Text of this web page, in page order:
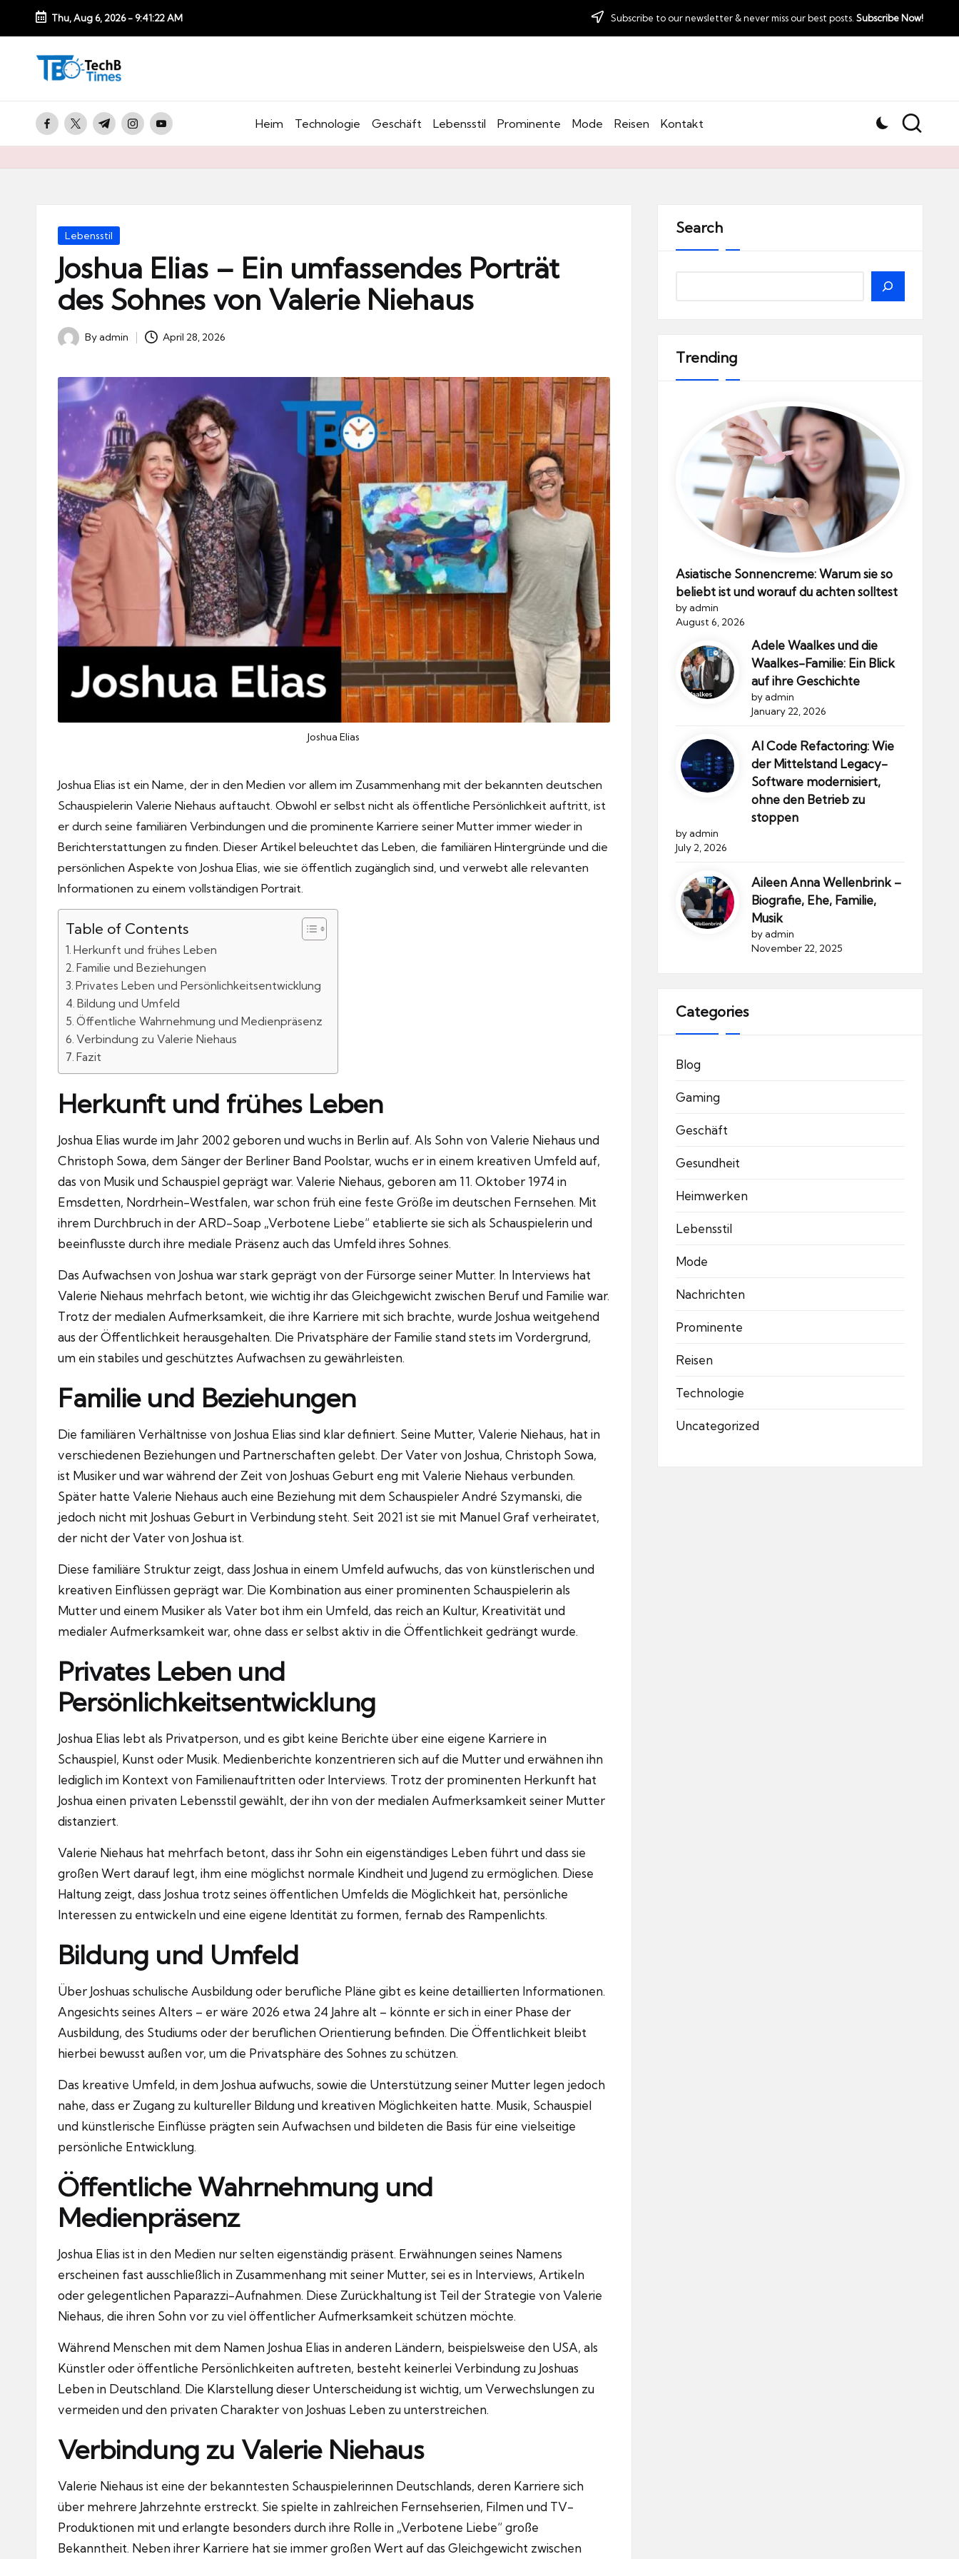
Skip
content
Thu, Aug 6, 2026- 9:41:23 AM Subscribe to our newsletter & never miss our best posts. Subscribe Now!
T
e
c
h
facebook.com
twitter.com
t.me instagram.com
youtube.com Heim Technologie Geschäft Lebensstil Prominente Mode Reisen Kontakt
Posted
Lebensstil
Joshua Elias – Ein umfassendes Porträt
des Sohnes von Valerie Niehaus
Posted
Byadmin April 28, 2026
Joshua Elias
Joshua Elias ist ein Name, der in den Medien vor allem im Zusammenhang mit der bekannten deutschen
Schauspielerin Valerie Niehaus auftaucht. Obwohl er selbst nicht als öffentliche Persönlichkeit auftritt, ist
er durch seine familiären Verbindungen und die prominente Karriere seiner Mutter immer wieder in
Berichterstattungen zu finden. Dieser Artikel beleuchtet das Leben, die familiären Hintergründe und die
persönlichen Aspekte von Joshua Elias, wie sie öffentlich zugänglich sind, und verwebt alle relevanten
Informationen zu einem vollständigen Portrait.
Table of Contents
Herkunft und frühes Leben
Familie und Beziehungen
Privates Leben und Persönlichkeitsentwicklung
Bildung und Umfeld
Öffentliche Wahrnehmung und Medienpräsenz
Verbindung zu Valerie Niehaus
Fazit
Herkunft und frühes Leben
Joshua Elias wurde im Jahr 2002 geboren und wuchs in Berlin auf. Als Sohn von Valerie Niehaus und
Christoph Sowa, dem Sänger der Berliner Band Poolstar, wuchs er in einem kreativen Umfeld auf,
das von Musik und Schauspiel geprägt war. Valerie Niehaus, geboren am 11. Oktober 1974 in
Emsdetten, Nordrhein-Westfalen, war schon früh eine feste Größe im deutschen Fernsehen. Mit
ihrem Durchbruch in der ARD-Soap „Verbotene Liebe“ etablierte sie sich als Schauspielerin und
beeinflusste durch ihre mediale Präsenz auch das Umfeld ihres Sohnes.
Das Aufwachsen von Joshua war stark geprägt von der Fürsorge seiner Mutter. In Interviews hat
Valerie Niehaus mehrfach betont, wie wichtig ihr das Gleichgewicht zwischen Beruf und Familie war.
Trotz der medialen Aufmerksamkeit, die ihre Karriere mit sich brachte, wurde Joshua weitgehend
aus der Öffentlichkeit herausgehalten. Die Privatsphäre der Familie stand stets im Vordergrund,
um ein stabiles und geschütztes Aufwachsen zu gewährleisten.
Familie und Beziehungen
Die familiären Verhältnisse von Joshua Elias sind klar definiert. Seine Mutter, Valerie Niehaus, hat in
verschiedenen Beziehungen und Partnerschaften gelebt. Der Vater von Joshua, Christoph Sowa,
ist Musiker und war während der Zeit von Joshuas Geburt eng mit Valerie Niehaus verbunden.
Später hatte Valerie Niehaus auch eine Beziehung mit dem Schauspieler André Szymanski, die
jedoch nicht mit Joshuas Geburt in Verbindung steht. Seit 2021 ist sie mit Manuel Graf verheiratet,
der nicht der Vater von Joshua ist.
Diese familiäre Struktur zeigt, dass Joshua in einem Umfeld aufwuchs, das von künstlerischen und
kreativen Einflüssen geprägt war. Die Kombination aus einer prominenten Schauspielerin als
Mutter und einem Musiker als Vater bot ihm ein Umfeld, das reich an Kultur, Kreativität und
medialer Aufmerksamkeit war, ohne dass er selbst aktiv in die Öffentlichkeit gedrängt wurde.
Privates Leben und
Persönlichkeitsentwicklung
Joshua Elias lebt als Privatperson, und es gibt keine Berichte über eine eigene Karriere in
Schauspiel, Kunst oder Musik. Medienberichte konzentrieren sich auf die Mutter und erwähnen ihn
lediglich im Kontext von Familienauftritten oder Interviews. Trotz der prominenten Herkunft hat
Joshua einen privaten Lebensstil gewählt, der ihn von der medialen Aufmerksamkeit seiner Mutter
distanziert.
Valerie Niehaus hat mehrfach betont, dass ihr Sohn ein eigenständiges Leben führt und dass sie
großen Wert darauf legt, ihm eine möglichst normale Kindheit und Jugend zu ermöglichen. Diese
Haltung zeigt, dass Joshua trotz seines öffentlichen Umfelds die Möglichkeit hat, persönliche
Interessen zu entwickeln und eine eigene Identität zu formen, fernab des Rampenlichts.
Bildung und Umfeld
Über Joshuas schulische Ausbildung oder berufliche Pläne gibt es keine detaillierten Informationen.
Angesichts seines Alters – er wäre 2026 etwa 24 Jahre alt – könnte er sich in einer Phase der
Ausbildung, des Studiums oder der beruflichen Orientierung befinden. Die Öffentlichkeit bleibt
hierbei bewusst außen vor, um die Privatsphäre des Sohnes zu schützen.
Das kreative Umfeld, in dem Joshua aufwuchs, sowie die Unterstützung seiner Mutter legen jedoch
nahe, dass er Zugang zu kultureller Bildung und kreativen Möglichkeiten hatte. Musik, Schauspiel
und künstlerische Einflüsse prägten sein Aufwachsen und bildeten die Basis für eine vielseitige
persönliche Entwicklung.
Öffentliche Wahrnehmung und
Medienpräsenz
Joshua Elias ist in den Medien nur selten eigenständig präsent. Erwähnungen seines Namens
erscheinen fast ausschließlich in Zusammenhang mit seiner Mutter, sei es in Interviews, Artikeln
oder gelegentlichen Paparazzi-Aufnahmen. Diese Zurückhaltung ist Teil der Strategie von Valerie
Niehaus, die ihren Sohn vor zu viel öffentlicher Aufmerksamkeit schützen möchte.
Während Menschen mit dem Namen Joshua Elias in anderen Ländern, beispielsweise den USA, als
Künstler oder öffentliche Persönlichkeiten auftreten, besteht keinerlei Verbindung zu Joshuas
Leben in Deutschland. Die Klarstellung dieser Unterscheidung ist wichtig, um Verwechslungen zu
vermeiden und den privaten Charakter von Joshuas Leben zu unterstreichen.
Verbindung zu Valerie Niehaus
Valerie Niehaus ist eine der bekanntesten Schauspielerinnen Deutschlands, deren Karriere sich
über mehrere Jahrzehnte erstreckt. Sie spielte in zahlreichen Fernsehserien, Filmen und TV-
Produktionen mit und erlangte besonders durch ihre Rolle in „Verbotene Liebe“ große
Bekanntheit. Neben ihrer Karriere hat sie immer großen Wert auf das Gleichgewicht zwischen
Search
Trending
Asiatische Sonnencreme: Warum sie so
beliebt ist und worauf du achten solltest
by admin
August 6, 2026
Adele Waalkes und die
Waalkes-Familie: Ein Blick
auf ihre Geschichte
by admin
January 22, 2026
AI Code Refactoring: Wie
der Mittelstand Legacy-
Software modernisiert,
ohne den Betrieb zu
stoppen
by admin
July 2, 2026
Aileen Anna Wellenbrink –
Biografie, Ehe, Familie,
Musik
by admin
November 22, 2025
Categories
Blog
Gaming
Geschäft
Gesundheit
Heimwerken
Lebensstil
Mode
Nachrichten
Prominente
Reisen
Technologie
Uncategorized